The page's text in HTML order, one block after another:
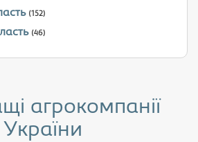
(152)
(46)
агрокомпанії
України